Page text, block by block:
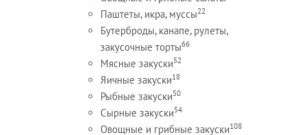
Паштеты, икра, муссы22
Бутерброды, канапе, рулеты,
закусочные торты66
Мясные закуски52
Яичные закуски18
Рыбные закуски50
Сырные закуски54
Овощные и грибные закуски108